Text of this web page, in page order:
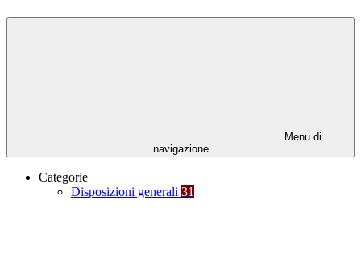
Menu di
navigazione
Categorie
Disposizioni generali 31